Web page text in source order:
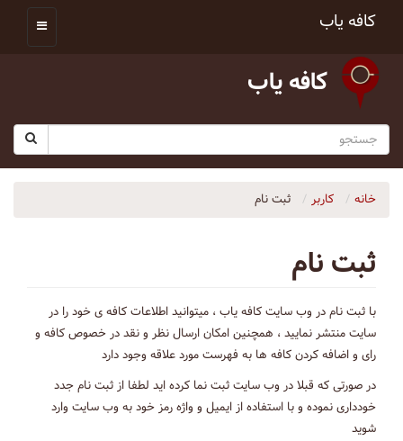
کافه یاب
کافه یاب
خانه کاربر ثبت نام
ثبت نام
با ثبت نام در وب سایت کافه یاب ، میتوانید اطلاعات کافه ی خود را در
سایت منتشر نمایید ، همچنین امکان ارسال نظر و نقد در خصوص کافه و
رای و اضافه کردن کافه ها به فهرست مورد علاقه وجود دارد
در صورتی که قبلا در وب سایت ثبت نما کرده اید لطفا از ثبت نام جدد
خودداری نموده و با استفاده از ایمیل و واژه رمز خود به وب سایت وارد
شوید